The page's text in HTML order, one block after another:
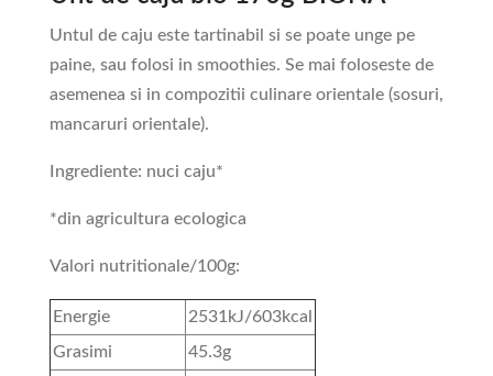
Untul de caju este tartinabil si se poate unge pe
paine, sau folosi in smoothies. Se mai foloseste de
asemenea si in compozitii culinare orientale (sosuri,
mancaruri orientale).
Ingrediente: nuci caju*
*din agricultura ecologica
Valori nutritionale/100g:
Energie
2531kJ/603kcal
Grasimi
45.3g